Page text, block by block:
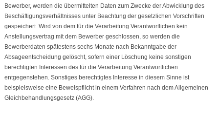
Bewerber, werden die übermittelten Daten zum Zwecke der Abwicklung des
Beschäftigungsverhältnisses unter Beachtung der gesetzlichen Vorschriften
gespeichert. Wird von dem für die Verarbeitung Verantwortlichen kein
Anstellungsvertrag mit dem Bewerber geschlossen, so werden die
Bewerberdaten spätestens sechs Monate nach Bekanntgabe der
Absageentscheidung gelöscht, sofern einer Löschung keine sonstigen
berechtigten Interessen des für die Verarbeitung Verantwortlichen
entgegenstehen. Sonstiges berechtigtes Interesse in diesem Sinne ist
beispielsweise eine Beweispflicht in einem Verfahren nach dem Allgemeinen
Gleichbehandlungsgesetz (AGG).